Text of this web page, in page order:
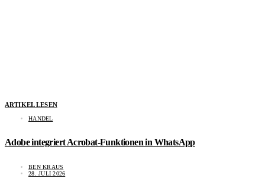
ARTIKEL LESEN
HANDEL
Adobe integriert Acrobat-Funktionen in WhatsApp
BEN KRAUS
28. JULI 2026